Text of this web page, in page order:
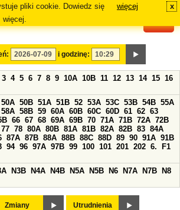
pliki cookie. Dowiedz się
więcej.
więcej x
i godzinę:
3 4 5 6 7 8 9 10A 10B 11 12 13 14 15 16
50A 50B 51A 51B 52 53A 53C 53B 54B 55A
58A 58B 59 60A 60B 60C 60D 61 62 63
66 67 68 69A 69B 70 71A 71B 72A 72B
77 78 80A 80B 81A 81B 82A 82B 83 84A
87A 87B 88A 88B 88C 88D 89 90 91A 91B
94 96 97A 97B 99 100 101 201 202 6.
F1
N3B N4A N4B N5A N5B N6 N7A N7B
N8
Zmiany Utrudnienia